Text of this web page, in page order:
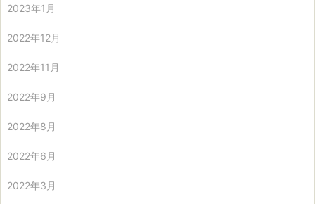
2023年1月
2022年12月
2022年11月
2022年9月
2022年8月
2022年6月
2022年3月